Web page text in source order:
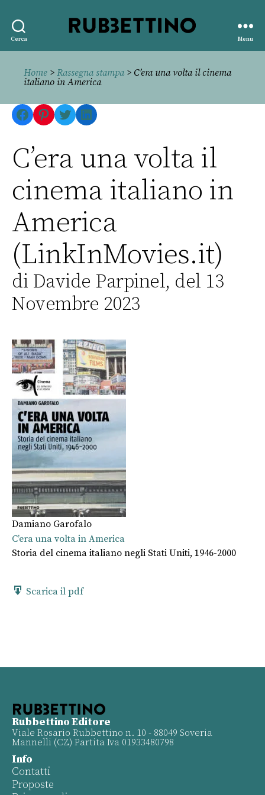
Cerca
editore
Menu
Home > Rassegna stampa> C’era una volta il cinema
italiano in America
Facebook
Pinterest
TwitterLinkedIn
C’era una volta il
cinema italiano in
America
(LinkInMovies.it)
di Davide Parpinel, del 13
Novembre 2023
Damiano Garofalo
C’era una volta in America
Storia del cinema italiano negli Stati Uniti, 1946-2000
Scarica il pdf
Rubbettino Editore
Viale Rosario Rubbettino n. 10 - 88049 Soveria
Mannelli (CZ) Partita Iva 01933480798
Info
Contatti
Proposte